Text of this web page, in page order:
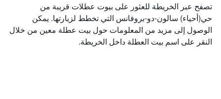
تصفح عبر الخريطة للعثور على بيوت عطلات قريبة من
حي(أحياء) سالون-دو-بروفانس التي تخطط لزيارتها. يمكن
الوصول إلى مزيد من المعلومات حول بيت عطلة معين من خلال
النقر على اسم بيت العطلة داخل الخريطة.